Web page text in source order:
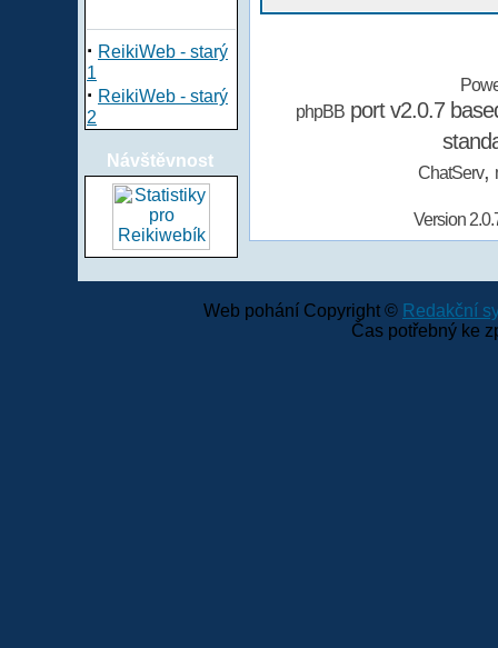
· ReikiWeb - starý
1
· ReikiWeb - starý
2
Návštěvnost
phpBBport v2.0.7
ChatServ,
Version
Web pohání Copyright © Redakční
Čas potřebný ke